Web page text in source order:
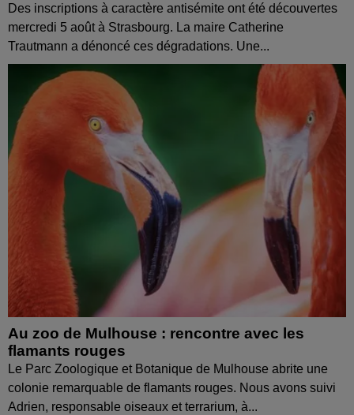
Des inscriptions à caractère antisémite ont été découvertes
mercredi 5 août à Strasbourg. La maire Catherine
Trautmann a dénoncé ces dégradations. Une...
Au zoo de Mulhouse : rencontre avec les
flamants rouges
Le Parc Zoologique et Botanique de Mulhouse abrite une
colonie remarquable de flamants rouges. Nous avons suivi
Adrien, responsable oiseaux et terrarium, à...